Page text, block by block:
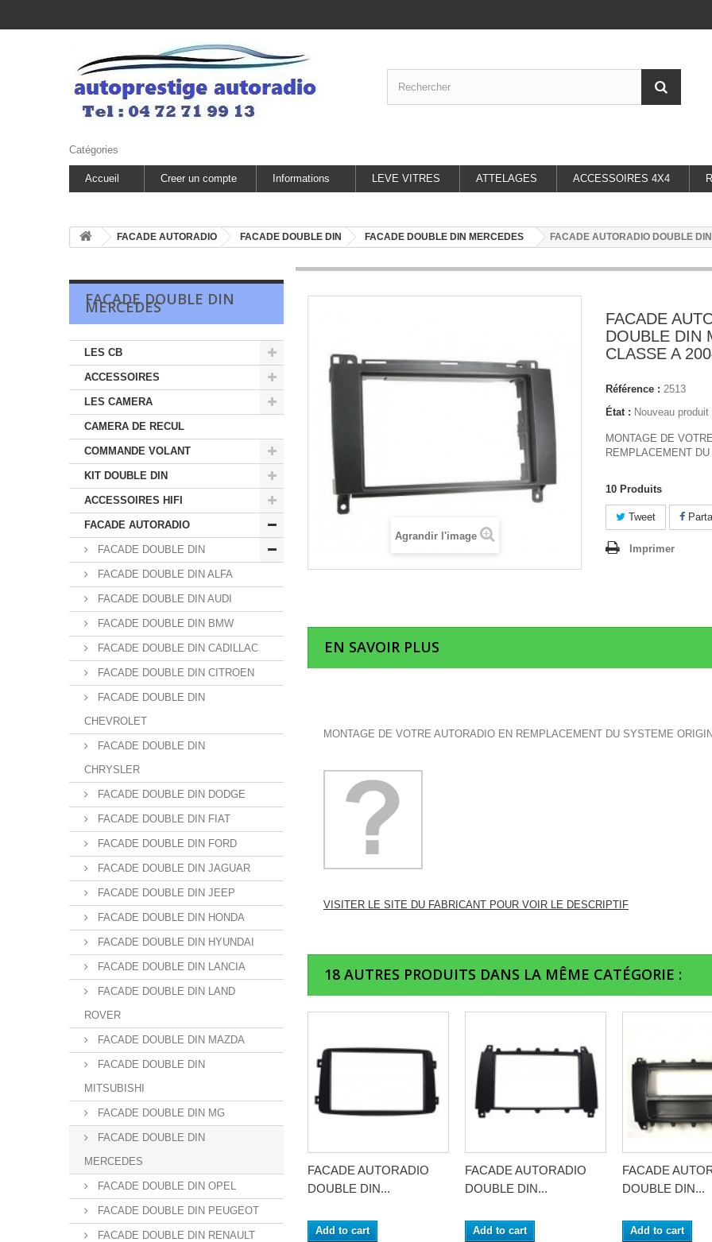
Catégories
Accueil Creer un compte Informations LEVE VITRES ATTELAGES ACCESSOIRES 4X4
FACADE AUTORADIO FACADE DOUBLE DIN FACADE DOUBLE DIN MERCEDES FACADE AUTORADIO DOUBLE
FACADE DOUBLE DIN
MERCEDES
LES CB
ACCESSOIRES
LES CAMERA
CAMERA DE RECUL
COMMANDE VOLANT
KIT DOUBLE DIN
ACCESSOIRES HIFI
FACADE AUTORADIO
FACADE DOUBLE DIN
FACADE DOUBLE DIN ALFA
FACADE DOUBLE DIN AUDI
FACADE DOUBLE DIN BMW
FACADE DOUBLE DIN CADILLAC
FACADE DOUBLE DIN CITROEN
FACADE DOUBLE DIN
CHEVROLET
FACADE DOUBLE DIN
CHRYSLER
FACADE DOUBLE DIN DODGE
FACADE DOUBLE DIN FIAT
FACADE DOUBLE DIN FORD
FACADE DOUBLE DIN JAGUAR
FACADE DOUBLE DIN JEEP
FACADE DOUBLE DIN HONDA
FACADE DOUBLE DIN HYUNDAI
FACADE DOUBLE DIN LANCIA
FACADE DOUBLE DIN LAND
ROVER
FACADE DOUBLE DIN MAZDA
FACADE DOUBLE DIN
MITSUBISHI
FACADE DOUBLE DIN MG
FACADE DOUBLE DIN
MERCEDES
FACADE DOUBLE DIN OPEL
FACADE DOUBLE DIN PEUGEOT
FACADE DOUBLE DIN RENAULT
Agrandir l'image
FACADE
DOUBLE DIN
CLASSE A
Référence : 2513
État : Nouveau produit
MONTAGE DE
REMPLACEMENT
10 Produits
Tweet
Imprimer
EN SAVOIR PLUS
MONTAGE DE VOTRE AUTORADIO EN REMPLACEMENT DU SYSTEME
VISITER LE SITE DU FABRICANT POUR VOIR LE DESCRIPTIF
18 AUTRES PRODUITS DANS LA MÊME CATÉGORIE :
FACADE AUTORADIO
DOUBLE DIN...
Add to cart
FACADE AUTORADIO
DOUBLE DIN...
Add to cart
FACADE
DOUBLE DIN...
Add to cart